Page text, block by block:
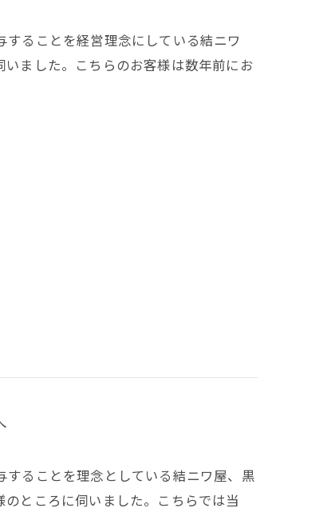
ることを経営理念にしている結ニワ
ました。こちらのお客様は数年前にお
ることを理念としている結ニワ屋、黒
ところに伺いました。こちらでは当